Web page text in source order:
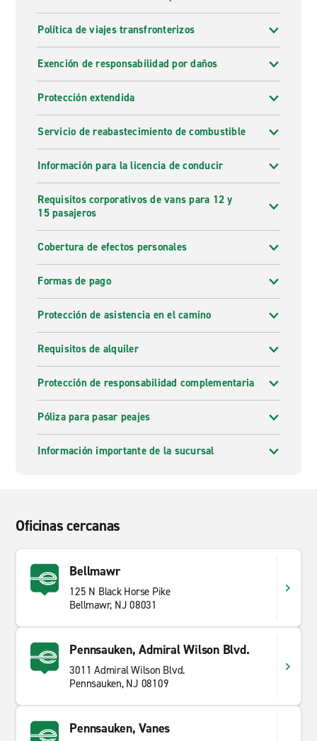
Política de viajes transfronterizos
Exención de responsabilidad por daños
Protección extendida
Servicio de reabastecimiento de combustible
Información para la licencia de conducir
Requisitos corporativos de vans para 12 y
15 pasajeros
Cobertura de efectos personales
Formas de pago
Protección de asistencia en el camino
Requisitos de alquiler
Protección de responsabilidad complementaria
Póliza para pasar peajes
Información importante de la sucursal
Oficinas cercanas
Bellmawr
125 N Black Horse Pike
Bellmawr, NJ 08031
Pennsauken, Admiral Wilson Blvd.
3011 Admiral Wilson Blvd.
Pennsauken, NJ 08109
Pennsauken, Vanes